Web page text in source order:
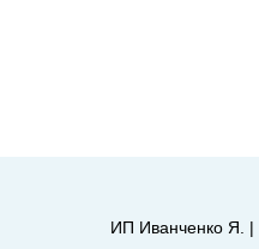
ИП Иванченко Я. |